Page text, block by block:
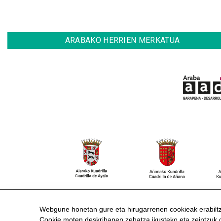
ARABAKO HERRIEN MERKATUA
HARREMANETARAKO